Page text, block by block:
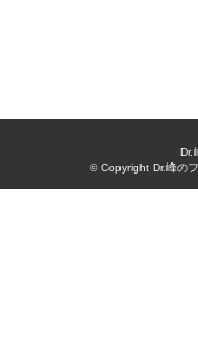
Dr.
© Copyright Dr.峰の